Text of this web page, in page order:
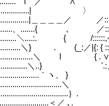
〉 /八 |:＼厶
＿＿＿＿／
、.......{ , ／
＼....:. { /::::::,ｨ
＼} . (_:／|{:
＼ l { .
＼..} '.:、..
｀ヽ、 } ヽ､.....＼
＼ ＼.
｝. ／
＜／ ､. / ｛